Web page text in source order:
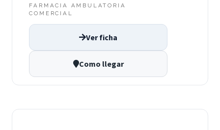
FARMACIA AMBULATORIA
COMERCIAL
Ver ficha
Como llegar